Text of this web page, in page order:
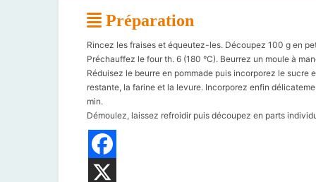
Préparation
Rincez les fraises et équeutez-les. Découpez 100 g en
Préchauffez le four th. 6 (180 °C). Beurrez un moule à
Réduisez le beurre en pommade puis incorporez le
restante, la farine et la levure. Incorporez enfin
min.
Démoulez, laissez refroidir puis découpez en parts